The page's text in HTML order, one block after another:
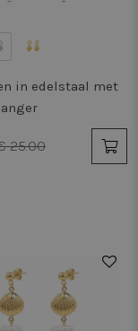
in edelstaal met
25.00